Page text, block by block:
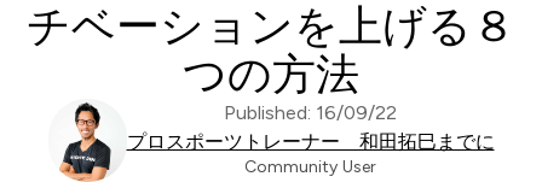
チベーションを上げる８
つの方法
Published: 16/09/22
プロスポーツトレーナー 和田拓巳までに
Community User